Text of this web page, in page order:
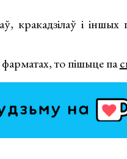
кракадзілаў і
фарматах, то пішыце па